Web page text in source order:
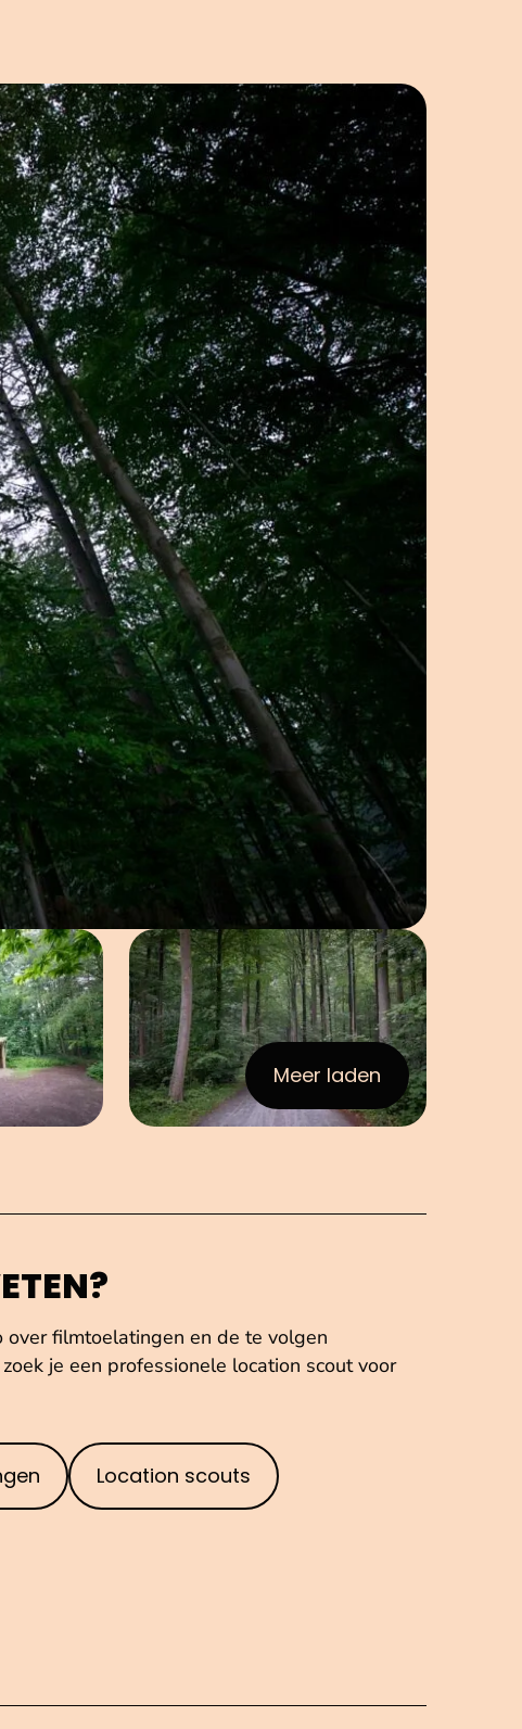
in popup Open afbeelding in popup
Meer laden
:afbeeldingen
over filmtoelatingen en de te volgen
je een professionele location scout voor
Location scouts